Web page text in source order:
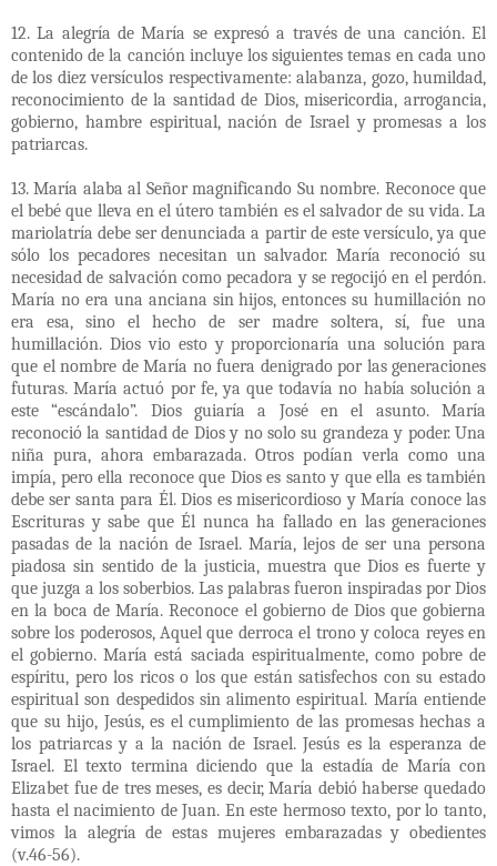
12. La alegría de María se expresó a través de una canción. El
contenido de la canción incluye los siguientes temas en cada uno
de los diez versículos respectivamente: alabanza, gozo, humildad,
reconocimiento de la santidad de Dios, misericordia, arrogancia,
gobierno, hambre espiritual, nación de Israel y promesas a los
patriarcas.
13. María alaba al Señor magnificando Su nombre. Reconoce que
el bebé que lleva en el útero también es el salvador de su vida. La
mariolatría debe ser denunciada a partir de este versículo, ya que
sólo los pecadores necesitan un salvador. María reconoció su
necesidad de salvación como pecadora y se regocijó en el perdón.
María no era una anciana sin hijos, entonces su humillación no
era esa, sino el hecho de ser madre soltera, sí, fue una
humillación. Dios vio esto y proporcionaría una solución para
que el nombre de María no fuera denigrado por las generaciones
futuras. María actuó por fe, ya que todavía no había solución a
este “escándalo”. Dios guiaría a José en el asunto. María
reconoció la santidad de Dios y no solo su grandeza y poder. Una
niña pura, ahora embarazada. Otros podían verla como una
impía, pero ella reconoce que Dios es santo y que ella es también
debe ser santa para Él. Dios es misericordioso y María conoce las
Escrituras y sabe que Él nunca ha fallado en las generaciones
pasadas de la nación de Israel. María, lejos de ser una persona
piadosa sin sentido de la justicia, muestra que Dios es fuerte y
que juzga a los soberbios. Las palabras fueron inspiradas por Dios
en la boca de María. Reconoce el gobierno de Dios que gobierna
sobre los poderosos, Aquel que derroca el trono y coloca reyes en
el gobierno. María está saciada espiritualmente, como pobre de
espíritu, pero los ricos o los que están satisfechos con su estado
espiritual son despedidos sin alimento espiritual. María entiende
que su hijo, Jesús, es el cumplimiento de las promesas hechas a
los patriarcas y a la nación de Israel. Jesús es la esperanza de
Israel. El texto termina diciendo que la estadía de María con
Elizabet fue de tres meses, es decir, María debió haberse quedado
hasta el nacimiento de Juan. En este hermoso texto, por lo tanto,
vimos la alegría de estas mujeres embarazadas y obedientes
(v.46-56).